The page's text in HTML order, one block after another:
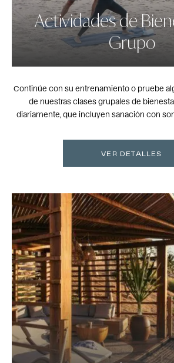
Actividades de
Grupo
Continúe con su entrenamiento o pruebe
de nuestras clases grupales de
diariamente, que incluyen sanación con
VER DETALLES